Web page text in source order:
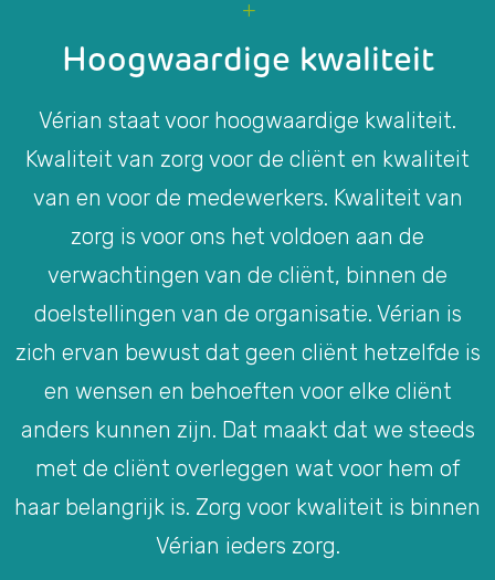
Hoogwaardige kwaliteit
Vérian staat voor hoogwaardige kwaliteit.
Kwaliteit van zorg voor de cliënt en kwaliteit
van en voor de medewerkers. Kwaliteit van
zorg is voor ons het voldoen aan de
verwachtingen van de cliënt, binnen de
doelstellingen van de organisatie. Vérian is
zich ervan bewust dat geen cliënt hetzelfde is
en wensen en behoeften voor elke cliënt
anders kunnen zijn. Dat maakt dat we steeds
met de cliënt overleggen wat voor hem of
haar belangrijk is. Zorg voor kwaliteit is binnen
Vérian ieders zorg.